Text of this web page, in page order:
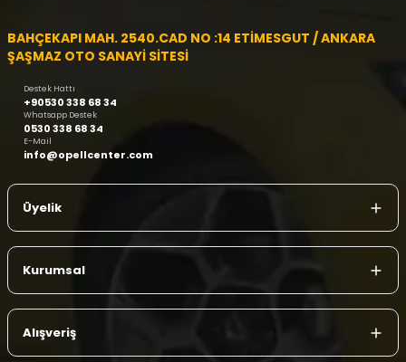
BAHÇEKAPI MAH. 2540.CAD NO :14 ETİMESGUT / ANKARA
ŞAŞMAZ OTO SANAYİ SİTESİ
Destek Hattı
+90530 338 68 34
Whatsapp Destek
0530 338 68 34
E-Mail
info@opellcenter.com
Üyelik
Kurumsal
Alışveriş